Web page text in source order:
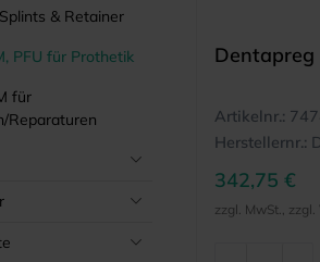
& Retainer
PFU für Prothetik
für
Reparaturen
Dentapreg
Artikelnr.:
Herstellernr.:
342,75 €
zzgl. MwSt., zzgl.